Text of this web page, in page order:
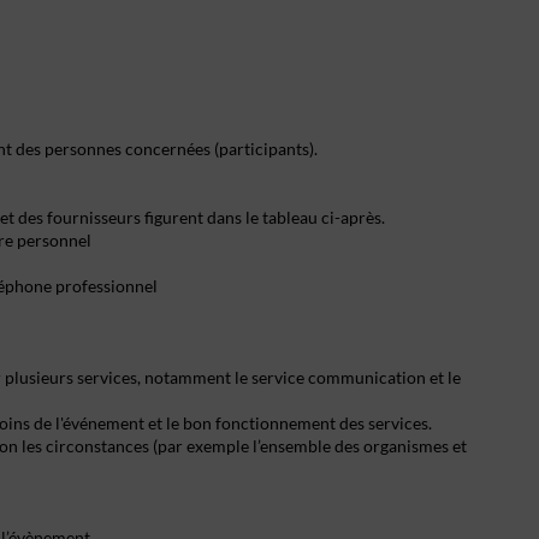
des personnes concernées (participants).
des fournisseurs figurent dans le tableau ci-après.
personnel
professionnel
services, notamment le service communication et le
de l'événement et le bon fonctionnement des services.
circonstances (par exemple l’ensemble des organismes et